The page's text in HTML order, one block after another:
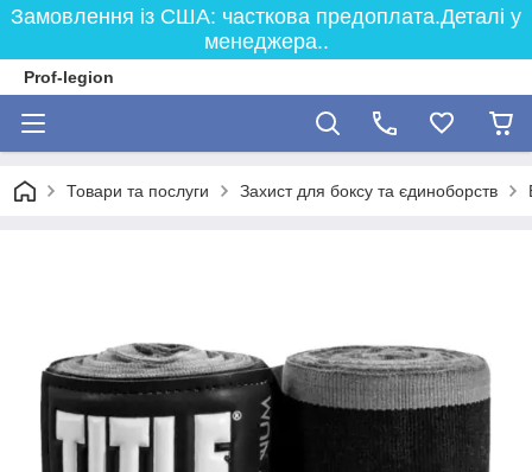
Замовлення із США: часткова предоплата.Деталі у
менеджера..
Prof-legion
Товари та послуги Захист для боксу та єдиноборств